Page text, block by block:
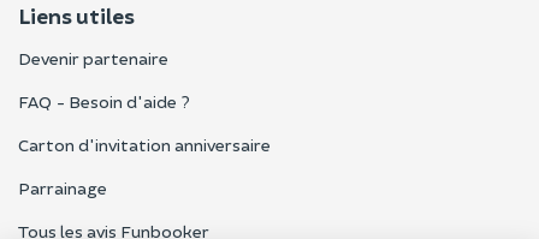
Liens utiles
Devenir partenaire
FAQ - Besoin d'aide ?
Carton d'invitation anniversaire
Parrainage
Tous les avis Funbooker